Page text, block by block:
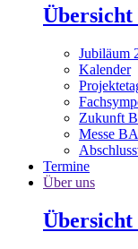
Übersicht
Jubiläum
Kalender
Zukunft
Messe
Termine
Über uns
Übersicht